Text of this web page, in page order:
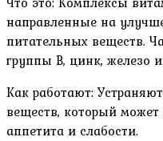
направленные на
питательных веществ.
группы B, цинк, железо
Как работают:
веществ, который
аппетита и слабости.